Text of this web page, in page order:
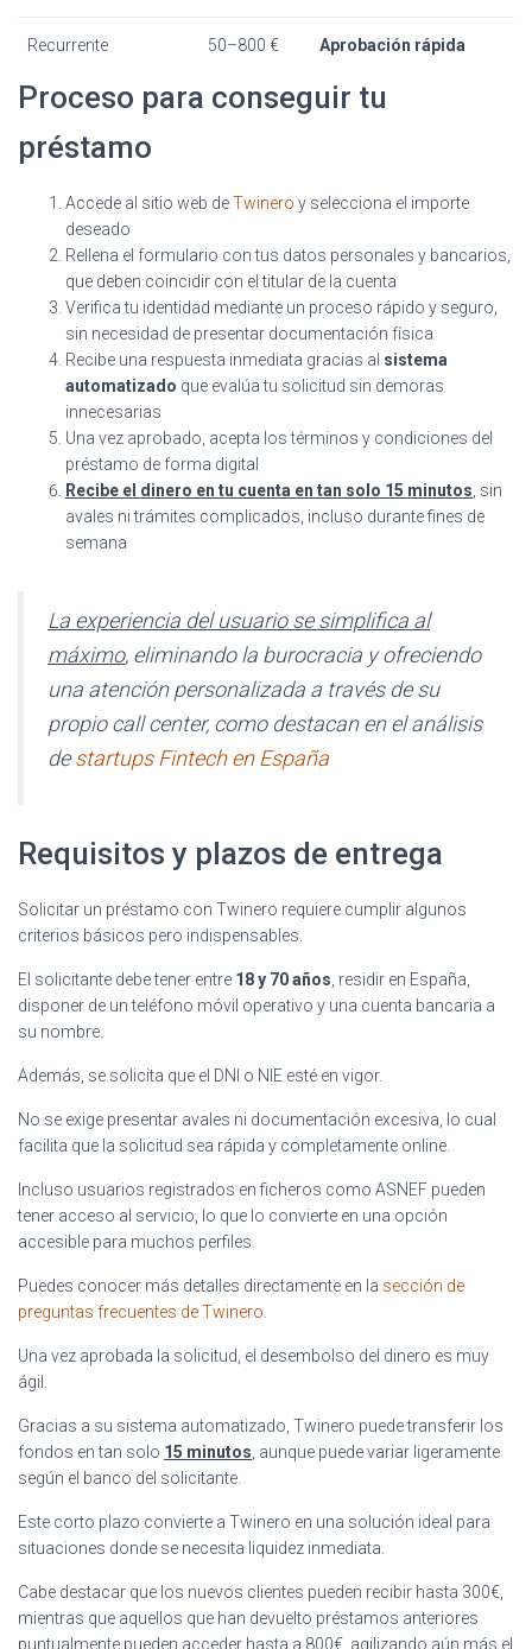
Recurrente 50–800 € Aprobación rápida
Proceso para conseguir tu
préstamo
Accede al sitio web deTwinero y selecciona el importe
deseado
Rellena el formulario con tus datos personales y bancarios,
que deben coincidir con el titular de la cuenta
Verifica tu identidad mediante un proceso rápido y seguro,
sin necesidad de presentar documentación física
Recibe una respuesta inmediata gracias al sistema
automatizado que evalúa tu solicitud sin demoras
innecesarias
Una vez aprobado, acepta los términos y condiciones del
préstamo de forma digital
Recibe el dinero en tu cuenta en tan solo 15 minutos , sin
avales ni trámites complicados, incluso durante fines de
semana
La experiencia del usuario se simplifica al
máximo, eliminando la burocracia y ofreciendo
una atención personalizada a través de su
propio call center, como destacan en el análisis
destartups Fintech en España
Requisitos y plazos de entrega
Solicitar un préstamo con Twinero requiere cumplir algunos
criterios básicos pero indispensables.
El solicitante debe tener entre 18 y 70 años , residir en España,
disponer de un teléfono móvil operativo y una cuenta bancaria a
su nombre.
Además, se solicita que el DNI o NIE esté en vigor.
No se exige presentar avales ni documentación excesiva, lo cual
facilita que la solicitud sea rápida y completamente online.
Incluso usuarios registrados en ficheros como ASNEF pueden
tener acceso al servicio, lo que lo convierte en una opción
accesible para muchos perfiles.
Puedes conocer más detalles directamente en la sección de
preguntas frecuentes de Twinero
Una vez aprobada la solicitud, el desembolso del dinero es muy
ágil.
Gracias a su sistema automatizado, Twinero puede transferir los
fondos en tan solo 15 minutos , aunque puede variar ligeramente
según el banco del solicitante.
Este corto plazo convierte a Twinero en una solución ideal para
situaciones donde se necesita liquidez inmediata.
Cabe destacar que los nuevos clientes pueden recibir hasta 300€,
mientras que aquellos que han devuelto préstamos anteriores
puntualmente pueden acceder hasta a 800€, agilizando aún más el